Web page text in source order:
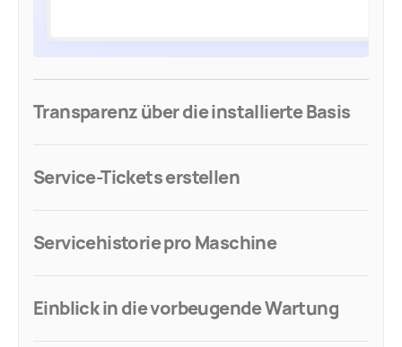
Transparenz über die installierte Basis
Service-Tickets erstellen
Servicehistorie pro Maschine
Einblick in die vorbeugende Wartung